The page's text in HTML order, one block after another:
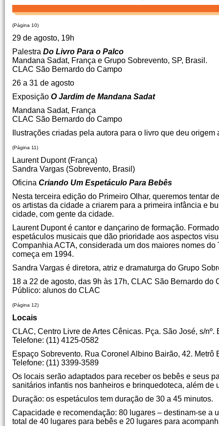
(Página 10)
29 de agosto, 19h
Palestra Do Livro Para o Palco
Mandana Sadat, França e Grupo Sobrevento, SP, Brasil.
CLAC São Bernardo do Campo
26 a 31 de agosto
Exposição O Jardim de Mandana Sadat
Mandana Sadat, França
CLAC São Bernardo do Campo
Ilustrações criadas pela autora para o livro que deu
(Página 11)
Laurent Dupont (França)
Sandra Vargas (Sobrevento, Brasil)
Oficina Criando Um Espetáculo Para Bebês
Nesta terceira edição do Primeiro Olhar, queremos tentar
os artistas da cidade a criarem para a primeira infância e
cidade, com gente da cidade.
Laurent Dupont é cantor e dançarino de formação.
espetáculos musicais que dão prioridade aos aspectos
Companhia ACTA, considerada um dos maiores nomes
começa em 1994.
Sandra Vargas é diretora, atriz e dramaturga do Grupo
18 a 22 de agosto, das 9h às 17h, CLAC São Bernardo do
Público: alunos do CLAC
(Página 12)
Locais
CLAC, Centro Livre de Artes Cênicas. Pça. São José, s/
Telefone: (11) 4125-0582
Espaço Sobrevento. Rua Coronel Albino Bairão, 42. Metrô
Telefone: (11) 3399-3589
Os locais serão adaptados para receber os bebês e seus
sanitários infantis nos banheiros e brinquedoteca, além de
Duração: os espetáculos tem duração de 30 a 45 minutos.
Capacidade e recomendação: 80 lugares – destinam-se a
total de 40 lugares para bebês e 20 lugares para